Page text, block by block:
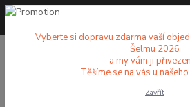
+420 773 998 582
Vyberte si dopravu zdarma vaší
Šelmu 2026
a my vám ji
Těšíme se na vás u
Zavřít